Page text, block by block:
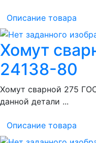
Описание товара
Хомут
24138-80
Хомут сварной 275
данной детали ...
Описание товара